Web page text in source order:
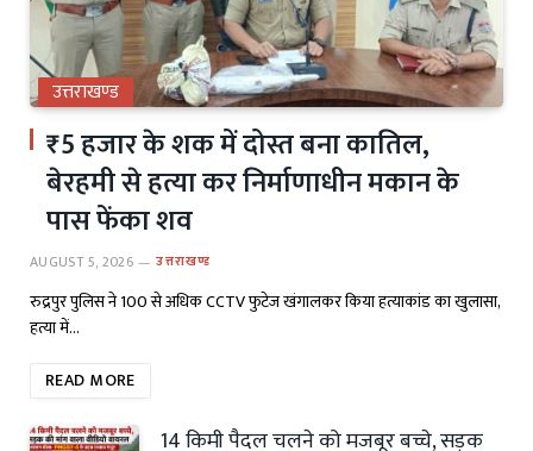
उत्तराखण्ड
₹5 हजार के शक में दोस्त बना कातिल,
बेरहमी से हत्या कर निर्माणाधीन मकान के
पास फेंका शव
AUGUST 5, 2026 उत्तराखण्ड
रुद्रपुर पुलिस ने 100 से अधिक CCTV फुटेज खंगालकर किया हत्याकांड का खुलासा,
हत्या में…
READ MORE
14 किमी पैदल चलने को मजबूर बच्चे, सड़क